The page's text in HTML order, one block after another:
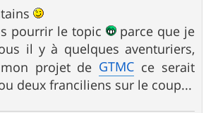
pourrir le topic
parce que je
il y à quelques aventuriers,
projet de GTMC ce serait
deux franciliens sur le coup...